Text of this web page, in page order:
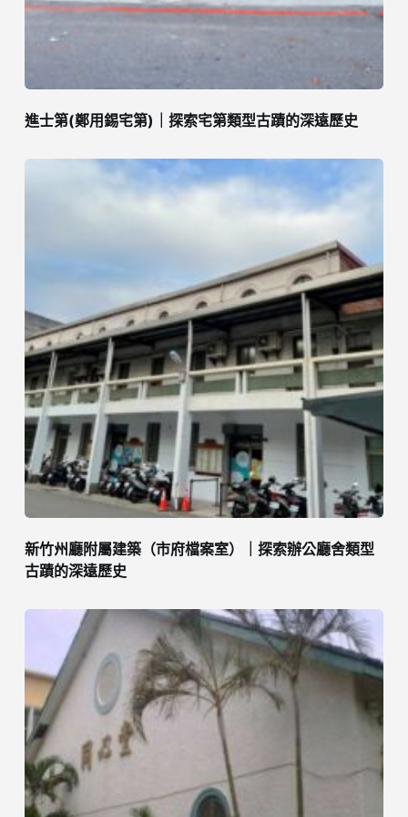
進士第(鄭用錫宅第)｜探索宅第類型古蹟的深遠歷史
新竹州廳附屬建築（市府檔案室）｜探索辦公廳舍類型
古蹟的深遠歷史